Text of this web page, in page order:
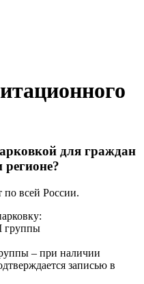
для граждан
по всей России.
группы
– при наличии
записью в